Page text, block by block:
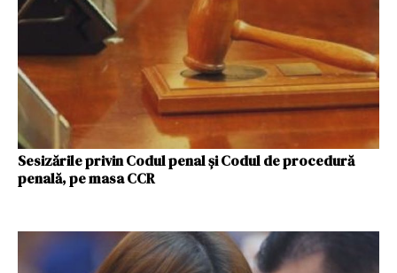
Sesizările privin Codul penal și Codul de procedură
penală, pe masa CCR